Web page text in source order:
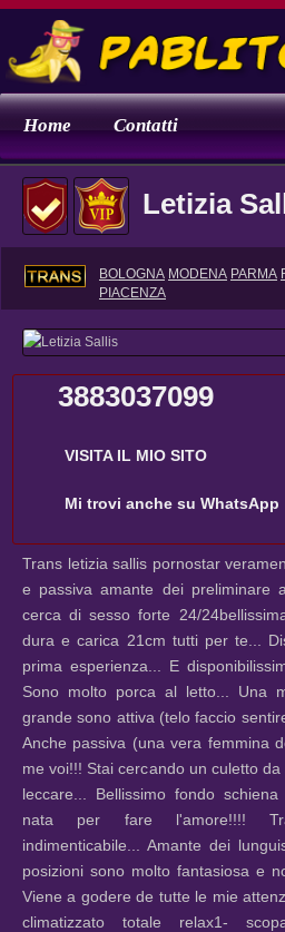
Home Contatti
Letizia
BOLOGNA MODENA PARMA
PIACENZA
3883037099
VISITA IL MIO SITO
Mi trovi anche su WhatsApp
Trans letizia sallis pornostar
e passiva amante dei preliminare
cerca di sesso forte 24/
dura e carica 21cm tutti per te...
prima esperienza... E
Sono molto porca al letto... Una
grande sono attiva (telo faccio
Anche passiva (una vera femmina
me voi!!! Stai cercando un culetto
leccare... Bellissimo fondo
nata per fare l'amore!!!!
indimenticabile... Amante dei
posizioni sono molto fantasiosa e
Viene a godere de tutte le mie
climatizzato totale relax1-